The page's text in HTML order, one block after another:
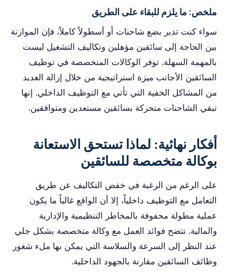
ملخص: ما يلزم للبقاء على الطريق
سواء كنت تدير بضع شاحنات أو أسطولاً كاملاً، فإن الموازنة
بين الحاجة إلى سائقين مؤهلين وتكاليف التشغيل ليست
بالمهمة السهلة. توفر الوكالات المتخصصة في توظيف
السائقين الأجانب ميزة استراتيجية من خلال إزالة العديد
من المشاكل الخفية التي تأتي مع التوظيف الداخلي. إنها
تبقي الشاحنات متحركة بسائقين مستعدين ومتوافقين.
أفكار نهائية: لماذا تستحق الاستعانة
بوكالة متخصصة للسائقين
على الرغم من الرغبة في خفض التكاليف عن طريق
التعامل مع التوظيف داخلياً، إلا أن الواقع غالباً ما يكون
عملية مطولة محفوفة بالمخاطر التنظيمية والإدارية
والمالية. تتضح فوائد العمل مع وكالة متخصصة بشكل جلي
عند النظر إلى السرعة والسلاسة التي يمكن بها ملء شغور
وظائف السائقين مقارنة بالجهود الداخلية.